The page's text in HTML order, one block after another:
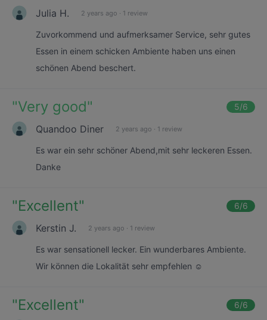
Julia H. 2 years ago · 1 review
Zuvorkommend und aufmerksamer Service, sehr gutes
Essen in einem schicken Ambiente haben uns einen
schönen Abend beschert.
"Very good" 5/6
Quandoo Diner 2 years ago · 1 review
Es war ein sehr schöner Abend,mit sehr leckeren Essen.
Danke
"Excellent" 6/6
Kerstin J. 2 years ago · 1 review
Es war sensationell lecker. Ein wunderbares Ambiente.
Wir können die Lokalität sehr empfehlen ☺️
"Excellent" 6/6